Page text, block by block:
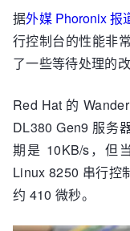
据外媒 Phoronix 报
行控制台的性能非
了一些等待处理的
Red Hat 的
DL380 Gen9 服务
期是 10KB/s，但
Linux 8250 串行控
约 410 微秒。